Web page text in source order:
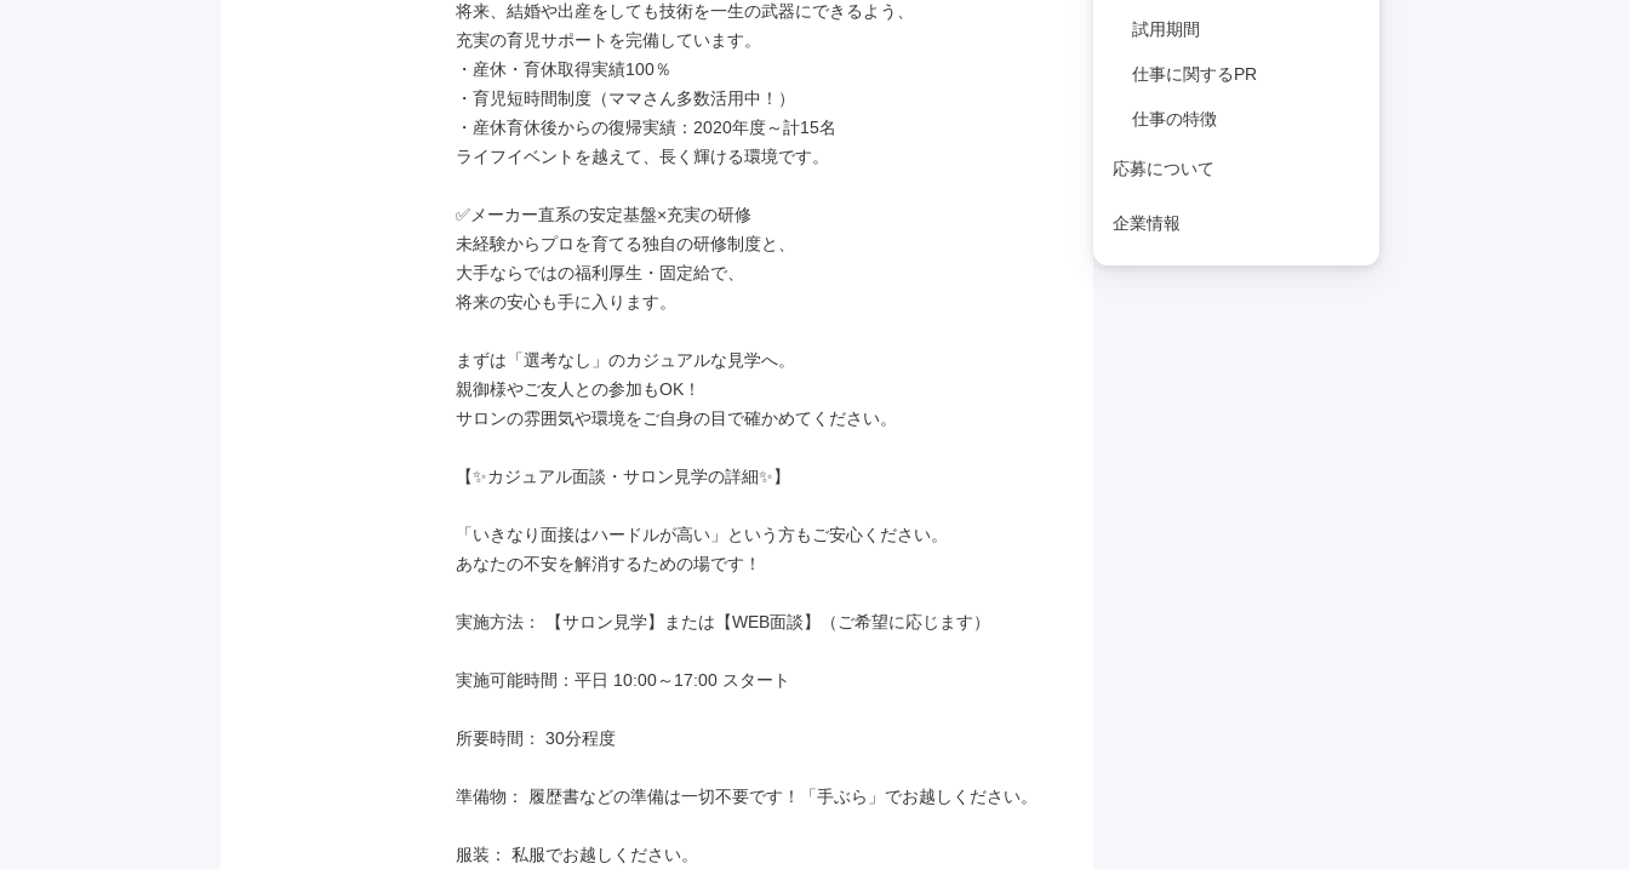
将来、結婚や出産をしても技術を一生の武器にできるよう、
充実の育児サポートを完備しています。
・産休・育休取得実績100％
・育児短時間制度（ママさん多数活用中！）
・産休育休後からの復帰実績：2020年度～計15名
ライフイベントを越えて、長く輝ける環境です。
✅メーカー直系の安定基盤×充実の研修
未経験からプロを育てる独自の研修制度と、
大手ならではの福利厚生・固定給で、
将来の安心も手に入ります。
まずは「選考なし」のカジュアルな見学へ。
親御様やご友人との参加もOK！
サロンの雰囲気や環境をご自身の目で確かめてください。
【✨カジュアル面談・サロン見学の詳細✨】
「いきなり面接はハードルが高い」という方もご安心ください。
あなたの不安を解消するための場です！
実施方法： 【サロン見学】または【WEB面談】（ご希望に応じます）
実施可能時間：平日 10:00～17:00 スタート
所要時間： 30分程度
準備物： 履歴書などの準備は一切不要です！「手ぶら」でお越しください。
服装： 私服でお越しください。
試用期間
仕事に関するPR
仕事の特徴
応募について
企業情報